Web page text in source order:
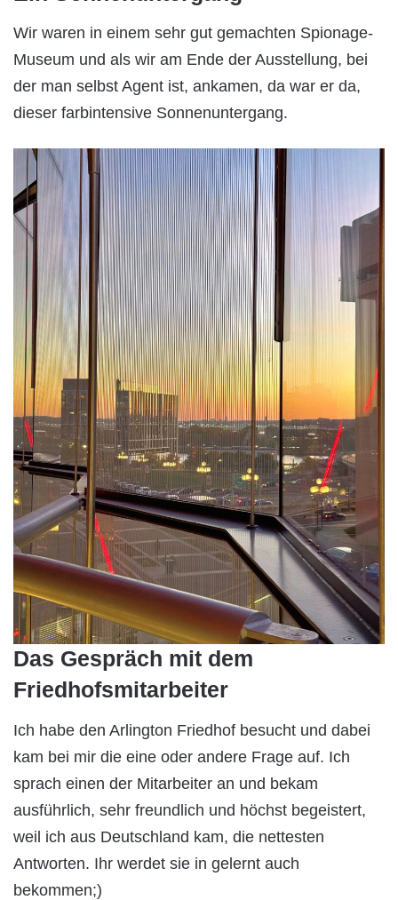
Wir waren in einem sehr gut gemachten Spionage-
Museum und als wir am Ende der Ausstellung, bei
der man selbst Agent ist, ankamen, da war er da,
dieser farbintensive Sonnenuntergang.
Das Gespräch mit dem
Friedhofsmitarbeiter
Ich habe den Arlington Friedhof besucht und dabei
kam bei mir die eine oder andere Frage auf. Ich
sprach einen der Mitarbeiter an und bekam
ausführlich, sehr freundlich und höchst begeistert,
weil ich aus Deutschland kam, die nettesten
Antworten. Ihr werdet sie in gelernt auch
bekommen;)